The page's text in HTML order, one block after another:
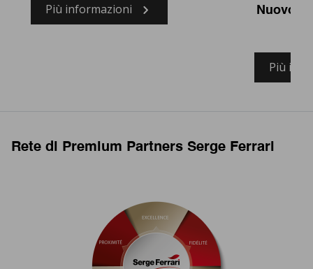
Più informazioni
Nuovo
Più
Rete di Premium Partners Serge Ferrari